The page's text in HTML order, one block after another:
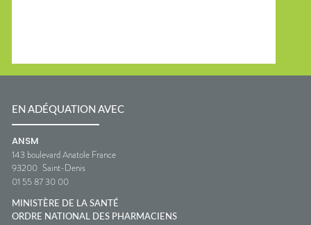
EN ADÉQUATION AVEC
ANSM
143 boulevard Anatole France
93200 Saint-Denis
01 55 87 30 00
MINISTÈRE DE LA SANTÉ
ORDRE NATIONAL DES PHARMACIENS